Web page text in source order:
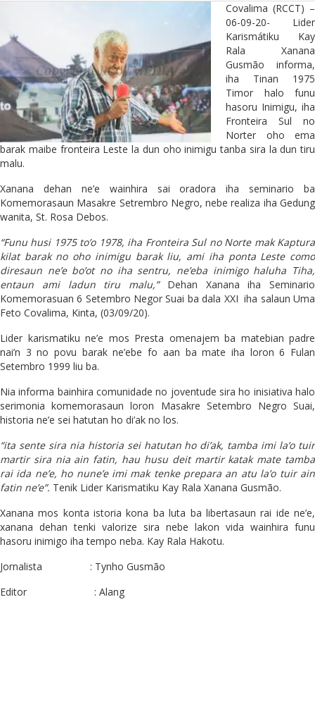
Covalima (RCCT) –
06-09-20- Lider
Karismátiku Kay
Rala Xanana
Gusmão informa,
iha Tinan 1975
Timor halo funu
hasoru Inimigu, iha
Fronteira Sul no
Norter oho ema
barak maibe fronteira Leste la dun oho inimigu tanba sira la dun tiru
malu.
Xanana dehan ne’e wainhira sai oradora iha seminario ba
Komemorasaun Masakre Setrembro Negro, nebe realiza iha Gedung
wanita, St. Rosa Debos.
“Funu husi 1975 to’o 1978, iha Fronteira Sul no Norte mak Kaptura
kilat barak no oho inimigu barak liu, ami iha ponta Leste como
diresaun ne’e bo’ot no iha sentru, ne’eba inimigo haluha Tiha,
entaun ami ladun tiru malu,” Dehan Xanana iha Seminario
Komemorasuan 6 Setembro Negor Suai ba dala XXI iha salaun Uma
Feto Covalima, Kinta, (03/09/20).
Lider karismatiku ne’e mos Presta omenajem ba matebian padre
nai’n 3 no povu barak ne’ebe fo aan ba mate iha loron 6 Fulan
Setembro 1999 liu ba.
Nia informa bainhira comunidade no joventude sira ho inisiativa halo
serimonia komemorasaun loron Masakre Setembro Negro Suai,
historia ne’e sei hatutan ho di’ak no los.
“ita sente sira nia historia sei hatutan ho di’ak, tamba imi la’o tuir
martir sira nia ain fatin, hau husu deit martir katak mate tamba
rai ida ne’e, ho nune’e imi mak tenke prepara an atu la’o tuir ain
fatin ne’e”. Tenik Lider Karismatiku Kay Rala Xanana Gusmão.
Xanana mos konta istoria kona ba luta ba libertasaun rai ide ne’e,
xanana dehan tenki valorize sira nebe lakon vida wainhira funu
hasoru inimigo iha tempo neba. Kay Rala Hakotu.
Jornalista : Tynho Gusmão
Editor : Alang